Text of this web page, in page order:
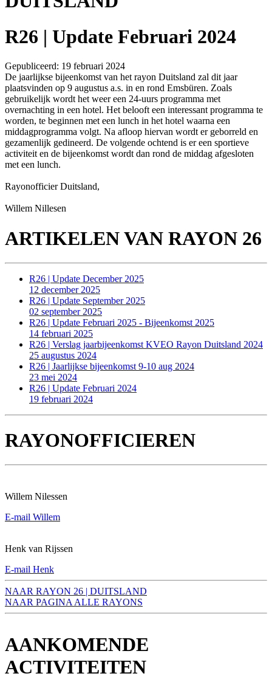
R26 | Update Februari 2024
Gepubliceerd: 19 februari 2024
De jaarlijkse bijeenkomst van het rayon Duitsland zal dit jaar
plaatsvinden op 9 augustus a.s. in en rond Emsbüren. Zoals
gebruikelijk wordt het weer een 24-uurs programma met
overnachting in een hotel. Het belooft een interessant programma te
worden, te beginnen met een lunch in het hotel waarna een
middagprogramma volgt. Na afloop hiervan wordt er geborreld en
gezamenlijk gedineerd. De volgende ochtend is er een sportieve
activiteit en de bijeenkomst wordt dan rond de middag afgesloten
met een lunch.
Rayonofficier Duitsland,
Willem Nillesen
ARTIKELEN VAN RAYON 26
R26 | Update December 2025
12 december 2025
R26 | Update September 2025
02 september 2025
R26 | Update Februari 2025 - Bijeenkomst 2025
14 februari 2025
R26 | Verslag jaarbijeenkomst KVEO Rayon Duitsland 2024
25 augustus 2024
R26 | Jaarlijkse bijeenkomst 9-10 aug 2024
23 mei 2024
R26 | Update Februari 2024
19 februari 2024
RAYONOFFICIEREN
Willem Nilessen
E-mail Willem
Henk van Rijssen
E-mail Henk
NAAR RAYON 26 | DUITSLAND
NAAR PAGINA ALLE RAYONS
AANKOMENDE
ACTIVITEITEN